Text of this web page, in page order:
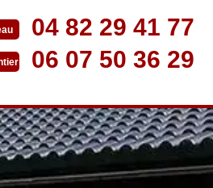
04 82 29 41 77
06 07 50 36 29